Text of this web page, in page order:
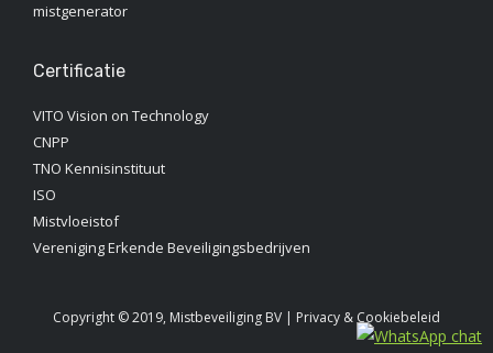
mistgenerator
Certificatie
VITO Vision on Technology
CNPP
TNO Kennisinstituut‎
ISO
Mistvloeistof
Vereniging Erkende Beveiligingsbedrijven
Copyright © 2019, Mistbeveiliging BV | Privacy & Cookiebeleid